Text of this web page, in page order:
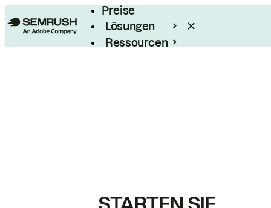
Preise
Lösungen
Ressourcen